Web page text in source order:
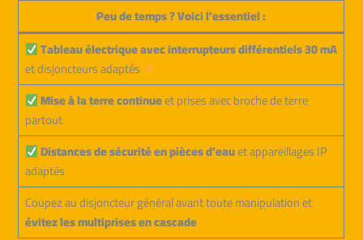
Peu de temps ? Voici l’essentiel :
Tableau électrique avec interrupteurs différentiels 30 mA
et disjoncteurs adaptés
Mise à la terre continueet prises avec broche de terre
partout
Distances de sécurité en pièces d’eauet appareillages IP
adaptés
Coupez au disjoncteur général avant toute manipulation et
évitez les multiprises en cascade